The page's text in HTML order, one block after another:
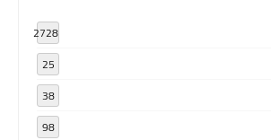
2728
25
38
98